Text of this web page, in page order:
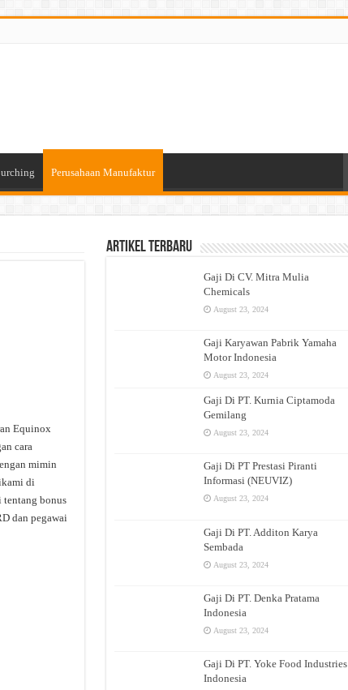
Perusahaan Manufaktur
Equinox
cara
mimin
di
tentang bonus
dan pegawai
Artikel Terbaru
Gaji Di CV. Mitra Mulia
Chemicals
August 23, 2024
Gaji Karyawan Pabrik Yamaha
Motor Indonesia
August 23, 2024
Gaji Di PT. Kurnia Ciptamoda
Gemilang
August 23, 2024
Gaji Di PT Prestasi Piranti
Informasi (NEUVIZ)
August 23, 2024
Gaji Di PT. Additon Karya
Sembada
August 23, 2024
Gaji Di PT. Denka Pratama
Indonesia
August 23, 2024
Gaji Di PT. Yoke Food Industries
Indonesia